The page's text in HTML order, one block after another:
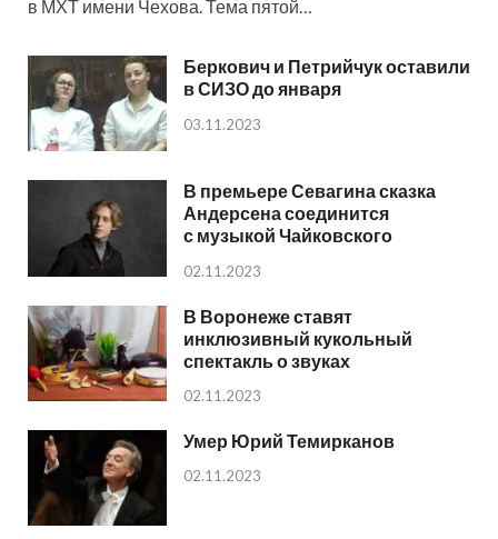
в МХТ имени Чехова. Тема пятой…
Беркович и Петрийчук оставили
в СИЗО до января
03.11.2023
В премьере Севагина сказка
Андерсена соединится
с музыкой Чайковского
02.11.2023
В Воронеже ставят
инклюзивный кукольный
спектакль о звуках
02.11.2023
Умер Юрий Темирканов
02.11.2023